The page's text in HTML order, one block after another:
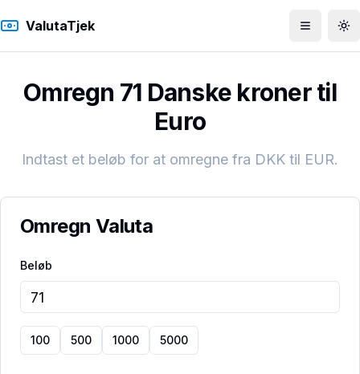
ValutaTjek Åbn menu
Omregn 71 Danske kroner til
Euro
Indtast et beløb for at omregne fra DKK til EUR.
Omregn Valuta
Beløb
100 500 1000 5000